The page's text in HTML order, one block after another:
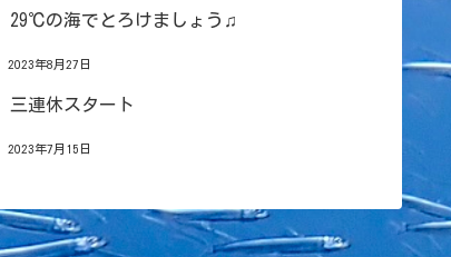
29℃の海でとろけましょう♫
2023年8月27日
三連休スタート
2023年7月15日